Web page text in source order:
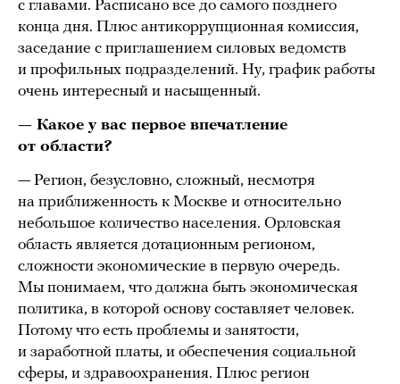
с главами. Расписано все до самого позднего
конца дня. Плюс антикоррупционная комиссия,
заседание с приглашением силовых ведомств
и профильных подразделений. Ну, график работы
очень интересный и насыщенный.
— Какое у вас первое впечатление
от области?
— Регион, безусловно, сложный, несмотря
на приближенность к Москве и относительно
небольшое количество населения. Орловская
область является дотационным регионом,
сложности экономические в первую очередь.
Мы понимаем, что должна быть экономическая
политика, в которой основу составляет человек.
Потому что есть проблемы и занятости,
и заработной платы, и обеспечения социальной
сферы, и здравоохранения. Плюс регион